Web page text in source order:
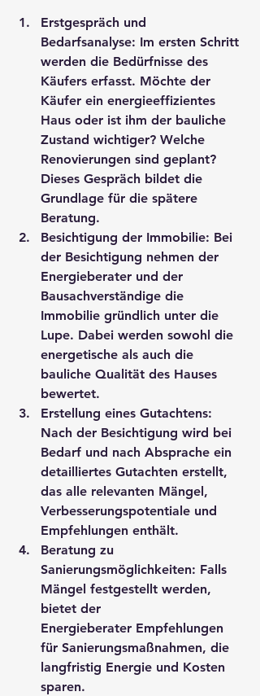
Erstgespräch und
Bedarfsanalyse: Im ersten Schritt
werden die Bedürfnisse des
Käufers erfasst. Möchte der
Käufer ein energieeffizientes
Haus oder ist ihm der bauliche
Zustand wichtiger? Welche
Renovierungen sind geplant?
Dieses Gespräch bildet die
Grundlage für die spätere
Beratung.
Besichtigung der Immobilie: Bei
der Besichtigung nehmen der
Energieberater und der
Bausachverständige die
Immobilie gründlich unter die
Lupe. Dabei werden sowohl die
energetische als auch die
bauliche Qualität des Hauses
bewertet.
Erstellung eines Gutachtens:
Nach der Besichtigung wird bei
Bedarf und nach Absprache ein
detailliertes Gutachten erstellt,
das alle relevanten Mängel,
Verbesserungspotentiale und
Empfehlungen enthält.
Beratung zu
Sanierungsmöglichkeiten: Falls
Mängel festgestellt werden,
bietet der
Energieberater Empfehlungen
für Sanierungsmaßnahmen, die
langfristig Energie und Kosten
sparen.